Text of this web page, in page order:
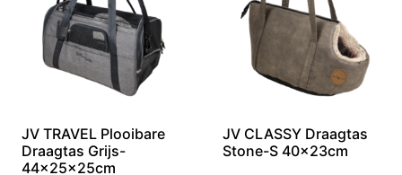
JV TRAVEL Plooibare
Draagtas Grijs-
44x25x25cm
JV CLASSY Draagtas
Stone-S 40x23cm